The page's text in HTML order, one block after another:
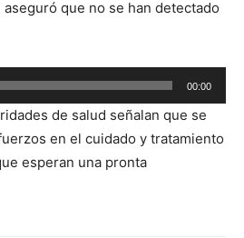
aseguró que no se han detectado
00:00
de salud señalan que se
en el cuidado y tratamiento
esperan una pronta